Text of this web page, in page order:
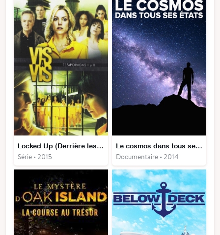
Locked Up (Derrière les barreaux)
Série • 2015
Le cosmos dans tous ses états
Documentaire • 2014